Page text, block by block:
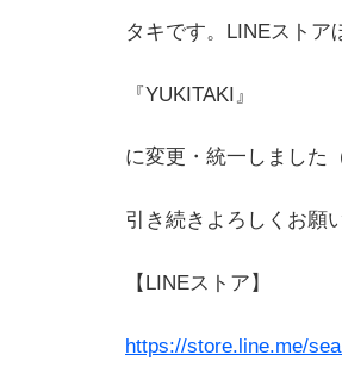
タキです。LINEストア
『YUKITAKI』
に変更・統一しました
引き続きよろしくお願
【LINEストア】
https://store.line.me/